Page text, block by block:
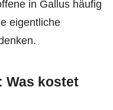
in Gallus häufig
eigentliche
Was kostet